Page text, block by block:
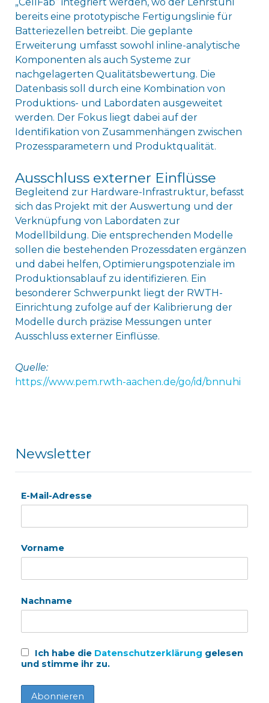
bereits eine prototypische Fertigungslinie für
Batteriezellen betreibt. Die geplante
Erweiterung umfasst sowohl inline-analytische
Komponenten als auch Systeme zur
nachgelagerten Qualitätsbewertung. Die
Datenbasis soll durch eine Kombination von
Produktions- und Labordaten ausgeweitet
werden. Der Fokus liegt dabei auf der
Identifikation von Zusammenhängen zwischen
Prozessparametern und Produktqualität.
Ausschluss externer Einflüsse
Begleitend zur Hardware-Infrastruktur, befasst
sich das Projekt mit der Auswertung und der
Verknüpfung von Labordaten zur
Modellbildung. Die entsprechenden Modelle
sollen die bestehenden Prozessdaten ergänzen
und dabei helfen, Optimierungspotenziale im
Produktionsablauf zu identifizieren. Ein
besonderer Schwerpunkt liegt der RWTH-
Einrichtung zufolge auf der Kalibrierung der
Modelle durch präzise Messungen unter
Ausschluss externer Einflüsse.
Quelle:
https://www.pem.rwth-aachen.de/go/id/bnnuhi
Newsletter
E-Mail-Adresse
Vorname
Nachname
Ich habe die Datenschutzerklärung gelesen
und stimme ihr zu.